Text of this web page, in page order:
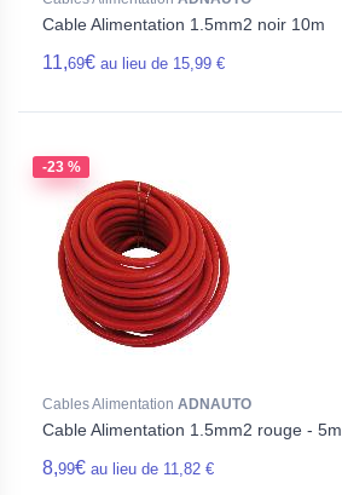
Cable Alimentation 1.5mm2 noir 10m
11,69€ au lieu de 15,99 €
-23 %
Cables Alimentation ADNAUTO
Cable Alimentation 1.5mm2 rouge - 5m
8,99€ au lieu de 11,82 €